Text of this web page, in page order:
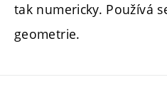
tak numericky. Používá
geometrie.